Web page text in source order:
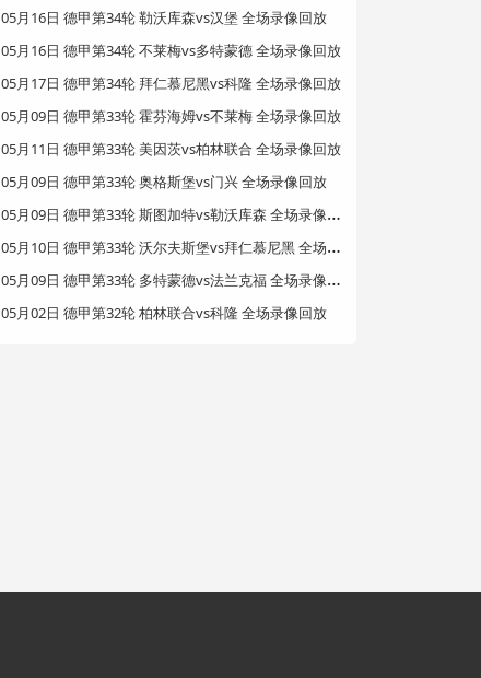
05月16日 德甲第34轮 勒沃库森vs汉堡 全场录像回放
05月16日 德甲第34轮 不莱梅vs多特蒙德 全场录像回放
05月17日 德甲第34轮 拜仁慕尼黑vs科隆 全场录像回放
05月09日 德甲第33轮 霍芬海姆vs不莱梅 全场录像回放
05月11日 德甲第33轮 美因茨vs柏林联合 全场录像回放
05月09日 德甲第33轮 奥格斯堡vs门兴 全场录像回放
0
5月09日 德甲第33轮 斯图加特vs勒沃库森 全场录像回放
0
5月10日 德甲第33轮 沃尔夫斯堡vs拜仁慕尼黑 全场录像回放
0
5月09日 德甲第33轮 多特蒙德vs法兰克福 全场录像回放
05月02日 德甲第32轮 柏林联合vs科隆 全场录像回放